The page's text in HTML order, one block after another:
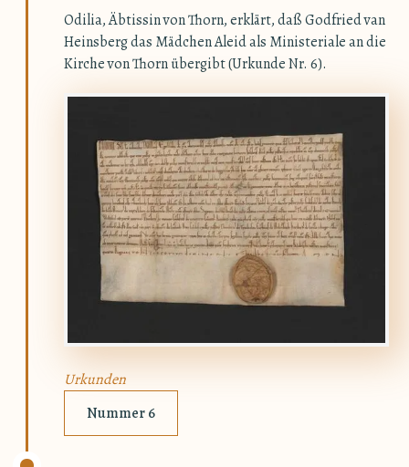
Odilia, Äbtissin von Thorn, erklärt, daß Godfried van
Heinsberg das Mädchen Aleid als Ministeriale an die
Kirche von Thorn übergibt (Urkunde Nr. 6).
Urkunden
Nummer 6